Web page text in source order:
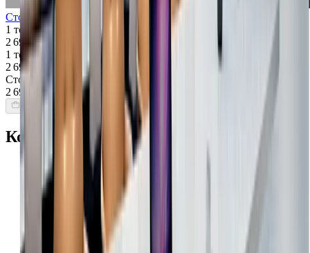
Стол для офиса Lusoriana
1 товар
2 699 $
1 товар
2 699 $
Стоимость интерьера:
2 699 $
Команда Globus гарантирует
Проверенные экспертами поставщики
100% материальная ответственность
Исключительная поддержка
Лучшие цены на рынке
Уверенность в качестве продукции
Надежная доставка по всему миру